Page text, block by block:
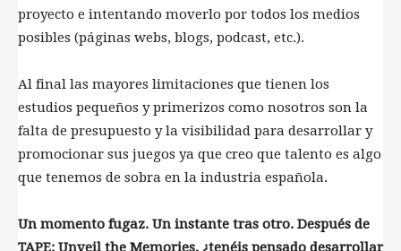
proyecto e intentando moverlo por todos los medios
posibles (páginas webs, blogs, podcast, etc.).
Al final las mayores limitaciones que tienen los
estudios pequeños y primerizos como nosotros son la
falta de presupuesto y la visibilidad para desarrollar y
promocionar sus juegos ya que creo que talento es algo
que tenemos de sobra en la industria española.
Un momento fugaz. Un instante tras otro. Después de
TAPE: Unveil the Memories, ¿tenéis pensado desarrollar